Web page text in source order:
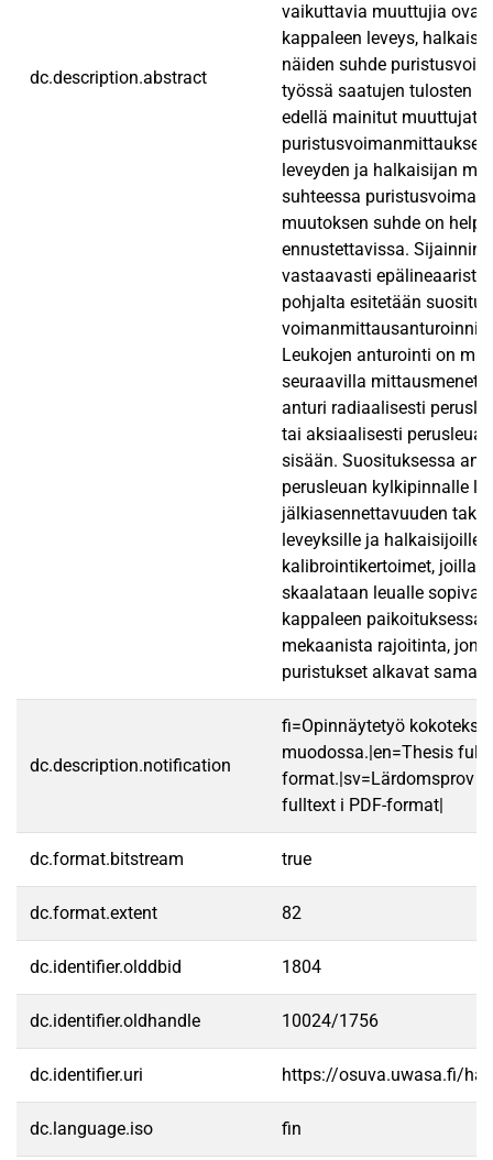
dc.description.abstract
vaikuttavia muuttujia ovat
kappaleen leveys,
näiden suhde
työssä saatujen tulosten
edellä mainitut muuttujat
leveyden ja halkaisijan
suhteessa
muutoksen suhde on
ennustettavissa. Sijainnin
vastaavasti
pohjalta esitetään
voimanmittausanturoinnin
Leukojen anturointi on
seuraavilla
anturi radiaalisesti
tai aksiaalisesti
sisään. Suosituksessa
perusleuan kylkipinnalle
jälkiasennettavuuden
leveyksille ja halkaisijoille
kalibrointikertoimet, joilla
skaalataan leualle
kappaleen paikoituksessa
mekaanista rajoitinta,
puristukset alkavat
dc.description.notification
fi=Opinnäytetyö
muodossa.|en=Thesis
format.|sv=Lärdomsprov
fulltext i PDF-format|
dc.format.bitstream true
dc.format.extent 82
dc.identifier.olddbid 1804
dc.identifier.oldhandle 10024/1756
dc.identifier.uri https://osuva.uwasa.fi/
dc.language.iso fin